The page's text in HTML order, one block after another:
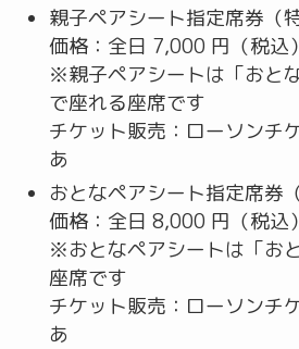
親子ペアシート指定席券（
価格：全日 7,000 円（税込）
※親子ペアシートは「おと
で座れる座席です
チケット販売：ローソンチ
あ
おとなペアシート指定席券
価格：全日 8,000 円（税込）
※おとなペアシートは「お
座席です
チケット販売：ローソンチ
あ